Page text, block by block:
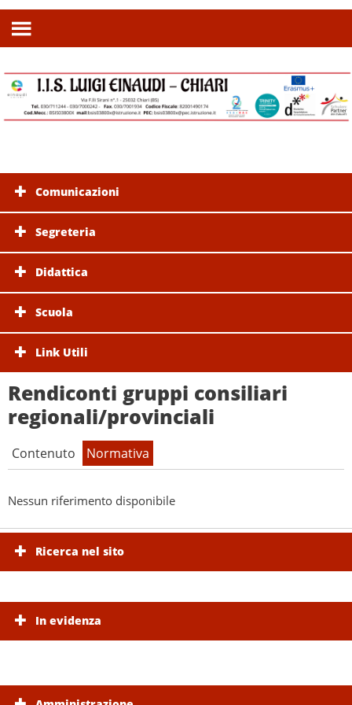
Comunicazioni
Segreteria
Didattica
Scuola
Link Utili
Rendiconti gruppi consiliari
regionali/provinciali
Contenuto Normativa
Nessun riferimento disponibile
Ricerca nel sito
In evidenza